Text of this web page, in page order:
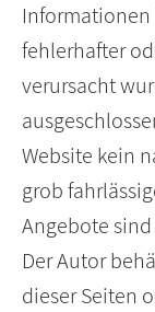
fehlerhafter
verursacht
Website kein
grob
Angebote
Der Autor
dieser Seiten